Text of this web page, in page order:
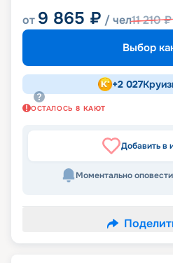
от 9 865 ₽ / чел11 210₽
Выбор
+2 027
ОСТАЛОСЬ 8 КАЮТ
Добавить в
Моментально